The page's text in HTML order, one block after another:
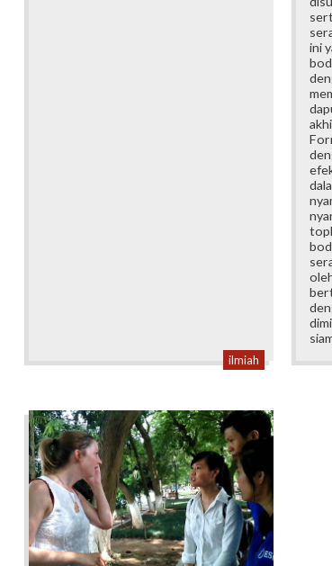
ilmiah
ini